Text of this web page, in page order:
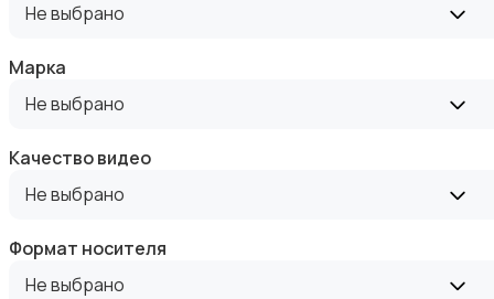
Объективы
Фотовспышки
Не выбрано
Марка
Не выбрано
Качество видео
Не выбрано
Формат носителя
Не выбрано